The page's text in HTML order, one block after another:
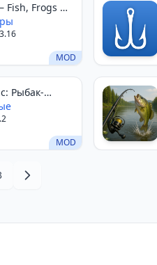
MOD
Fish, Frogs &
MOD
Рыбак-